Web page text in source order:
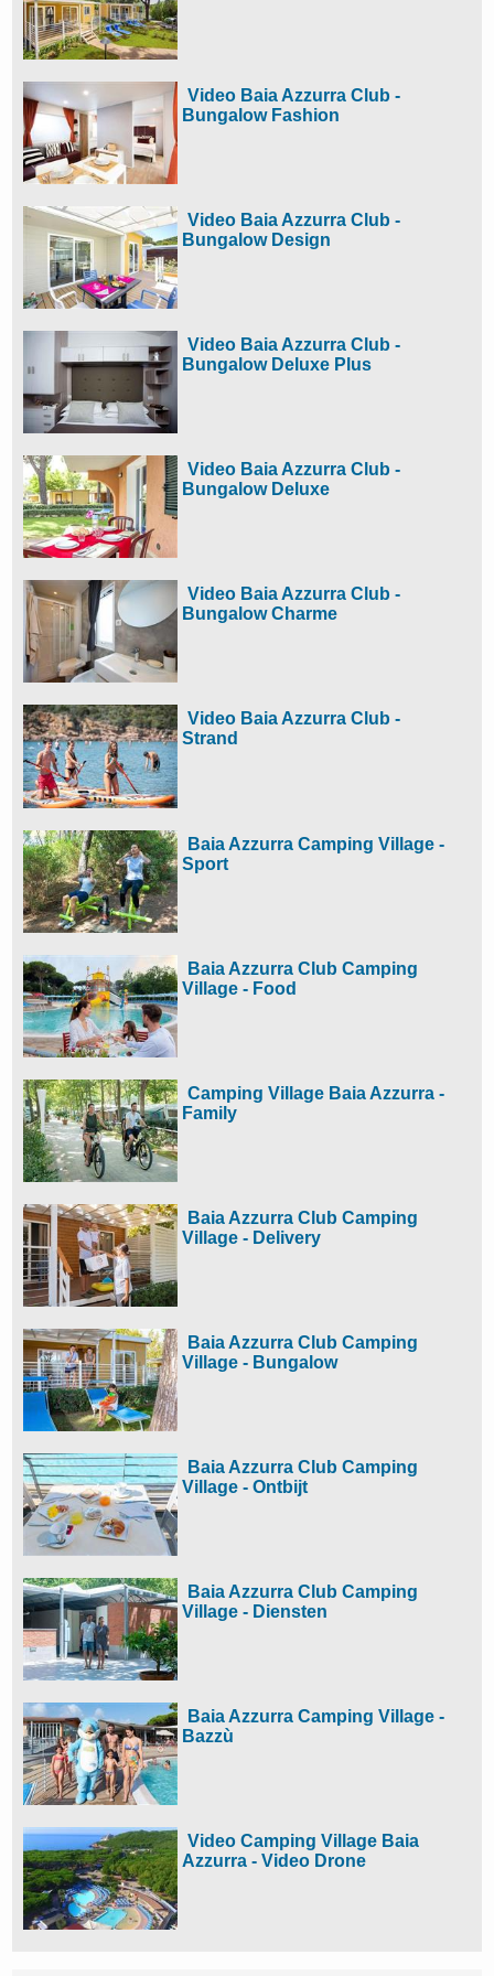
Video Baia Azzurra Club -
Bungalow Fashion
Video Baia Azzurra Club -
Bungalow Design
Video Baia Azzurra Club -
Bungalow Deluxe Plus
Video Baia Azzurra Club -
Bungalow Deluxe
Video Baia Azzurra Club -
Bungalow Charme
Video Baia Azzurra Club -
Strand
Baia Azzurra Camping Village -
Sport
Baia Azzurra Club Camping
Village - Food
Camping Village Baia Azzurra -
Family
Baia Azzurra Club Camping
Village - Delivery
Baia Azzurra Club Camping
Village - Bungalow
Baia Azzurra Club Camping
Village - Ontbijt
Baia Azzurra Club Camping
Village - Diensten
Baia Azzurra Camping Village -
Bazzù
Video Camping Village Baia
Azzurra - Video Drone